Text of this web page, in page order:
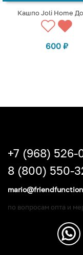
Кашпо Joli Home
600 ₽
+7 (968) 526-
8 (800) 550-
по вопросам опта и